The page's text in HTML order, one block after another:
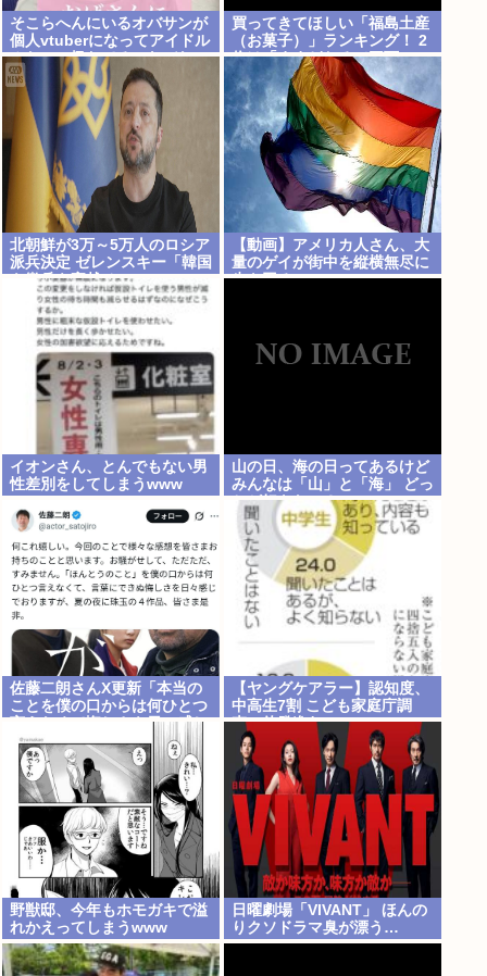
そこらへんにいるオバサンが
個人vtuberになってアイドル
みたいに扱わてるのヤバな
い？
買ってきてほしい「福島土産
（お菓子）」ランキング！ 2
位は「ままどおる（三万
石）」、1位は？
北朝鮮が3万～5万人のロシア
派兵決定 ゼレンスキー「韓国
も徴兵を寄越せ」
【動画】アメリカ人さん、大
量のゲイが街中を縦横無尽に
歩き回る
イオンさん、とんでもない男
性差別をしてしまうwww
山の日、海の日ってあるけど
みんなは「山」と「海」 どっ
ちが好きなの？
佐藤二朗さんX更新「本当の
ことを僕の口からは何ひとつ
言えなくて悔しさを日々感じ
てます」
【ヤングケアラー】認知度、
中高生7割 こども家庭庁調
査、啓発進む
野獣邸、今年もホモガキで溢
れかえってしまうwww
日曜劇場「VIVANT」 ほんの
りクソドラマ臭が漂う…